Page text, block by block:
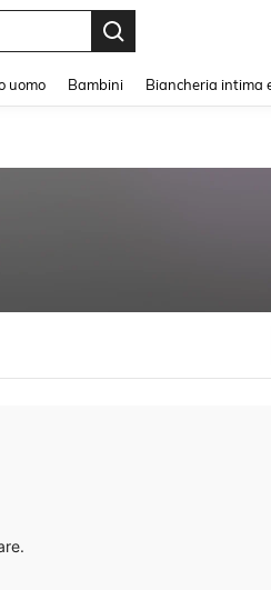
uomo Bambini Biancheria intima